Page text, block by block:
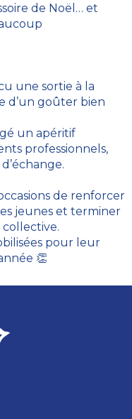
de Noël… et
une sortie à la
d’un goûter bien
un apéritif
professionnels,
de renforcer
jeunes et terminer
collective.
pour leur
👏